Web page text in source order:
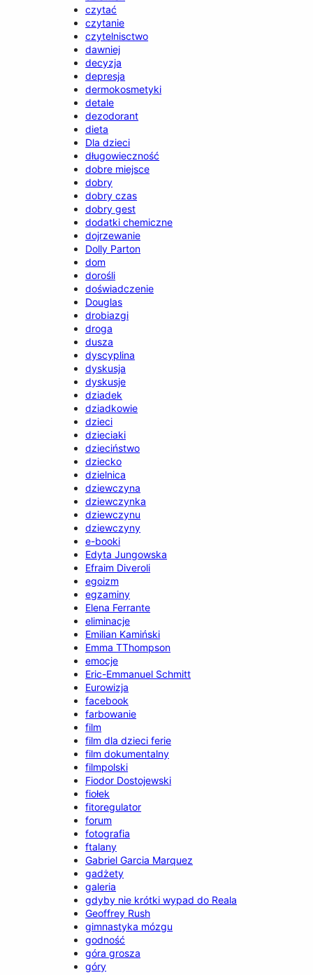
czytać
czytanie
czytelnisctwo
dawniej
decyzja
depresja
dermokosmetyki
detale
dezodorant
dieta
Dla dzieci
długowieczność
dobre miejsce
dobry
dobry czas
dobry gest
dodatki chemiczne
dojrzewanie
Dolly Parton
dom
dorośli
doświadczenie
Douglas
drobiazgi
droga
dusza
dyscyplina
dyskusja
dyskusje
dziadek
dziadkowie
dzieci
dzieciaki
dzieciństwo
dziecko
dzielnica
dziewczyna
dziewczynka
dziewczynu
dziewczyny
e-booki
Edyta Jungowska
Efraim Diveroli
egoizm
egzaminy
Elena Ferrante
eliminacje
Emilian Kamiński
Emma TThompson
emocje
Eric-Emmanuel Schmitt
Eurowizja
facebook
farbowanie
film
film dla dzieci ferie
film dokumentalny
filmpolski
Fiodor Dostojewski
fiołek
fitoregulator
forum
fotografia
ftalany
Gabriel Garcia Marquez
gadżety
galeria
gdyby nie krótki wypad do Reala
Geoffrey Rush
gimnastyka mózgu
godność
góra grosza
góry